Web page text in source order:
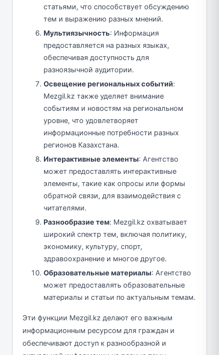
статьями, что способствует обсуждению
тем и выражению разных мнений.
Мультиязычность: Информация
предоставляется на разных языках,
обеспечивая доступность для
разноязычной аудитории.
Освещение региональных событий:
Mezgil.kz также уделяет внимание
событиям и новостям на региональном
уровне, что удовлетворяет
информационные потребности разных
регионов Казахстана.
Интерактивные элементы: Агентство
может предоставлять интерактивные
элементы, такие как опросы или формы
обратной связи, для взаимодействия с
читателями.
Разнообразие тем: Mezgil.kz охватывает
широкий спектр тем, включая политику,
экономику, культуру, спорт,
здравоохранение и многое другое.
Образовательные материалы: Агентство
может предоставлять образовательные
материалы и статьи по актуальным темам.
Эти функции Mezgil.kz делают его важным
информационным ресурсом для граждан и
обеспечивают доступ к разнообразной и